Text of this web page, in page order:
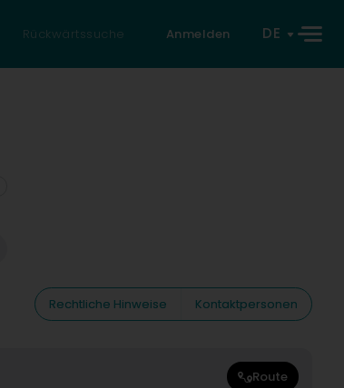
Rückwärtssuche Anmelden DE
Rechtliche Hinweise
Kontaktpersonen
Route